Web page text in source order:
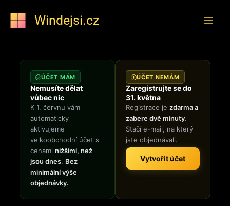
Windejsi.cz
ÚČET MÁM
Nemusíte dělat
vůbec nic
K 1. červnu vám
automaticky
aktivujeme
velkoobchodní účet s
cenami nižšími, než
jsou dnes. Bez
minimální výše
objednávky.
ÚČET NEMÁM
Zaregistrujte se do
31. května
Registrace je zdarma a
zabere dvě minuty.
Stačí e-mail, na který
jste objednávali.
Vytvořit účet